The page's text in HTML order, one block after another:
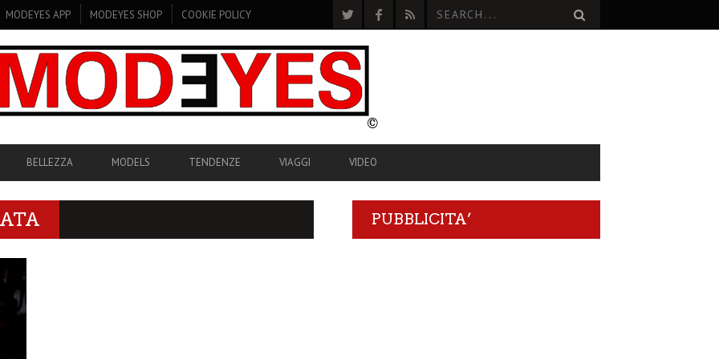
MODEYES APP MODEYES SHOP COOKIE POLICY
BELLEZZA MODELS TENDENZE VIAGGI VIDEO
PUBBLICITA’